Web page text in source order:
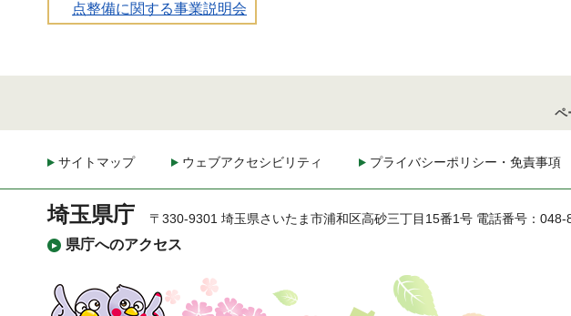
点整備に関する事業説明会
ペ
サイトマップ ウェブアクセシビリティ プライバシーポリシー・免責事項
埼玉県庁
県庁へのアクセス
〒330-9301 埼玉県さいたま市浦和区高砂三丁目15番1号 電話番号：048-